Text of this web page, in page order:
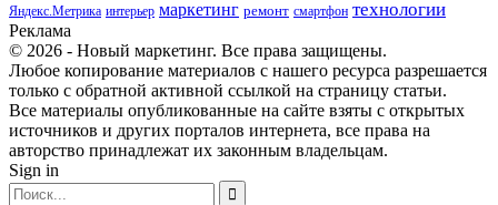
Яндекс.Метрика интерьер маркетинг ремонт смартфон технологии
Реклама
© 2026 - Новый маркетинг. Все права защищены.
Любое копирование материалов с нашего ресурса разрешается
только с обратной активной ссылкой на страницу статьи.
Все материалы опубликованные на сайте взяты с открытых
источников и других порталов интернета, все права на
авторство принадлежат их законным владельцам.
Sign in